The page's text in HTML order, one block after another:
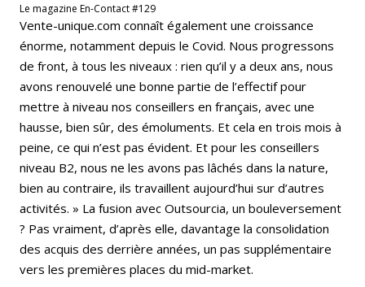
Le magazine En-Contact #129
Vente-unique.com connaît également une croissance
énorme, notamment depuis le Covid. Nous progressons
de front, à tous les niveaux : rien qu’il y a deux ans, nous
avons renouvelé une bonne partie de l’effectif pour
mettre à niveau nos conseillers en français, avec une
hausse, bien sûr, des émoluments. Et cela en trois mois à
peine, ce qui n’est pas évident. Et pour les conseillers
niveau B2, nous ne les avons pas lâchés dans la nature,
bien au contraire, ils travaillent aujourd’hui sur d’autres
activités. » La fusion avec Outsourcia, un bouleversement
? Pas vraiment, d’après elle, davantage la consolidation
des acquis des derrière années, un pas supplémentaire
vers les premières places du mid-market.